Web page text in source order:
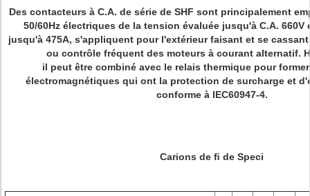
Des contacteurs à C.A. de série de SHF sont principalement
50/60Hz électriques de la tension évaluée jusqu'à C.A. 660V
jusqu'à 475A, s'appliquent pour l'extérieur faisant et se
ou contrôle fréquent des moteurs à courant alternatif.
il peut être combiné avec le relais thermique pour
électromagnétiques qui ont la protection de surcharge et
conforme à IEC60947-4.
Carions de ﬁ de Speci